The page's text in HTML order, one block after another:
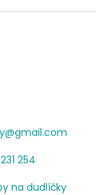
@gmail.com
254
na dudlíčky